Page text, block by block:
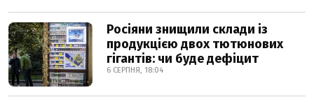
Росіяни знищили склади із
продукцією двох тютюнових
гігантів: чи буде дефіцит
6 СЕРПНЯ, 18:04